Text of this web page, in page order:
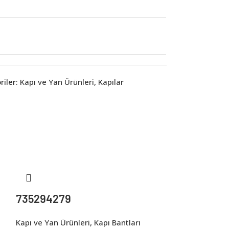
Kapı ve Yan Ürünleri, Kapılar
735294279
Kapı ve Yan Ürünleri, Kapı Bantları